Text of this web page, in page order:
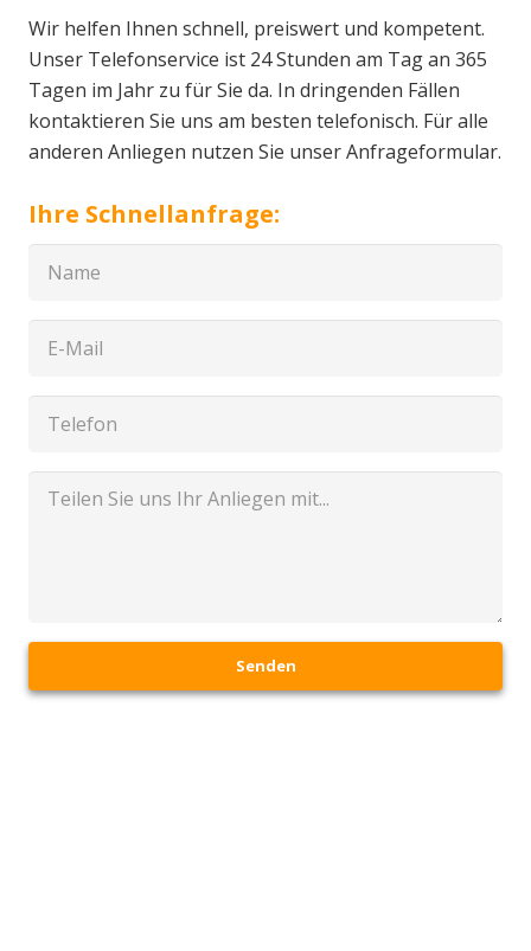
Wir helfen Ihnen schnell, preiswert und kompetent.
Unser Telefonservice ist 24 Stunden am Tag an 365
Tagen im Jahr zu für Sie da. In dringenden Fällen
kontaktieren Sie uns am besten telefonisch. Für alle
anderen Anliegen nutzen Sie unser Anfrageformular.
Ihre Schnellanfrage:
Senden